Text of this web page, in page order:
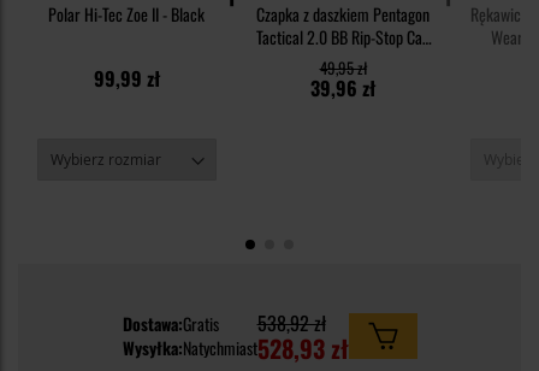
Polar Hi-Tec Zoe II - Black
99,99 zł
Czapka z daszkiem Pentagon
Tactical 2.0 BB Rip-Stop Cap
- Black
39,96 zł
49,95 zł
Rękawice
Wear
Dostawa:Gratis
Wysyłka:Natychmiast
538,92 zł
528,93 zł